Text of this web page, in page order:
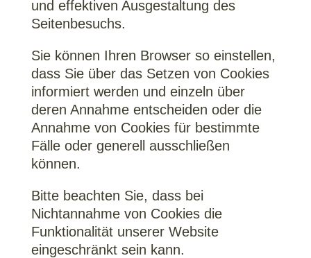
und effektiven Ausgestaltung des
Seitenbesuchs.
Sie können Ihren Browser so einstellen,
dass Sie über das Setzen von Cookies
informiert werden und einzeln über
deren Annahme entscheiden oder die
Annahme von Cookies für bestimmte
Fälle oder generell ausschließen
können.
Bitte beachten Sie, dass bei
Nichtannahme von Cookies die
Funktionalität unserer Website
eingeschränkt sein kann.